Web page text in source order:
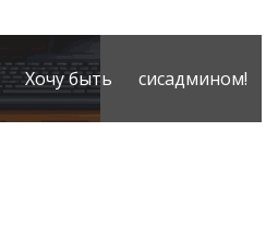
Хочу быть сисадмином!